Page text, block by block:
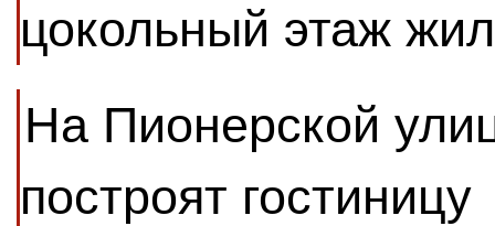
цокольный этаж
На Пионерской
построят гостиницу